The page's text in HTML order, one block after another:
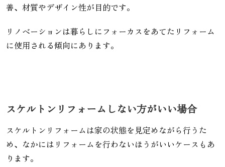
善、材質やデザイン性が目的です。
リノベーションは暮らしにフォーカスをあてたリフォーム
に使用される傾向にあります。
スケルトンリフォームしない方がいい場合
スケルトンリフォームは家の状態を見定めながら行うた
め、なかにはリフォームを行わないほうがいいケースもあ
ります。